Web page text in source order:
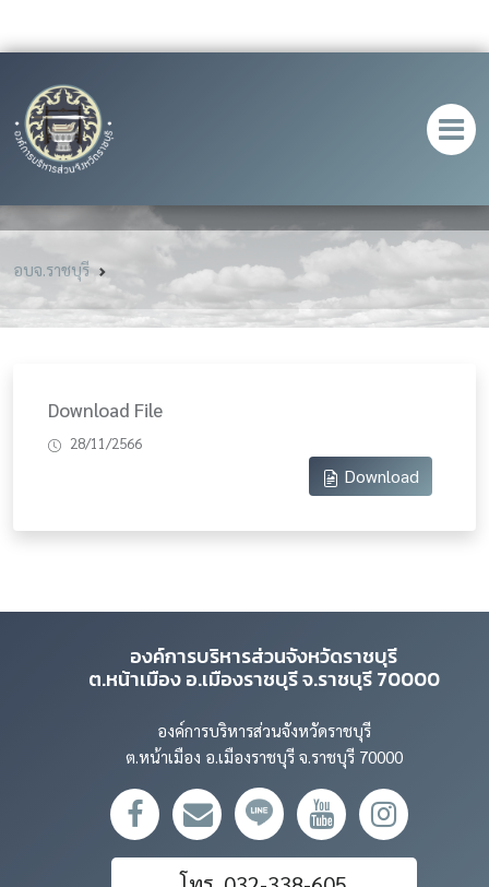
อบจ.ราชบุรี
Download File
28/11/2566
Download
องค์การบริหารส่วนจังหวัดราชบุรี
ต.หน้าเมือง อ.เมืองราชบุรี จ.ราชบุรี 70000
องค์การบริหารส่วนจังหวัดราชบุรี
ต.หน้าเมือง อ.เมืองราชบุรี จ.ราชบุรี 70000